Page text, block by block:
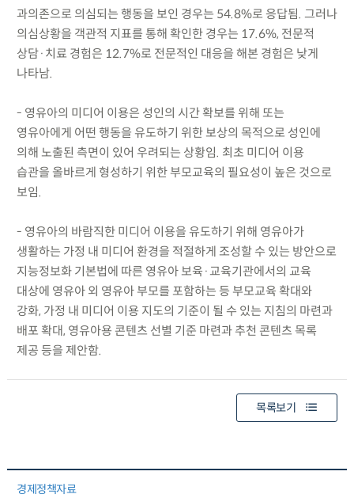
과의존으로 의심되는 행동을 보인 경우는 54.8%로 응답됨. 그러나
의심상황을 객관적 지표를 통해 확인한 경우는 17.6%, 전문적
상담·치료 경험은 12.7%로 전문적인 대응을 해본 경험은 낮게
나타남.
- 영유아의 미디어 이용은 성인의 시간 확보를 위해 또는
영유아에게 어떤 행동을 유도하기 위한 보상의 목적으로 성인에
의해 노출된 측면이 있어 우려되는 상황임. 최초 미디어 이용
습관을 올바르게 형성하기 위한 부모교육의 필요성이 높은 것으로
보임.
- 영유아의 바람직한 미디어 이용을 유도하기 위해 영유아가
생활하는 가정 내 미디어 환경을 적절하게 조성할 수 있는 방안으로
지능정보화 기본법에 따른 영유아 보육·교육기관에서의 교육
대상에 영유아 외 영유아 부모를 포함하는 등 부모교육 확대와
강화, 가정 내 미디어 이용 지도의 기준이 될 수 있는 지침의 마련과
배포 확대, 영유아용 콘텐츠 선별 기준 마련과 추천 콘텐츠 목록
제공 등을 제안함.
목록보기
경제정책자료